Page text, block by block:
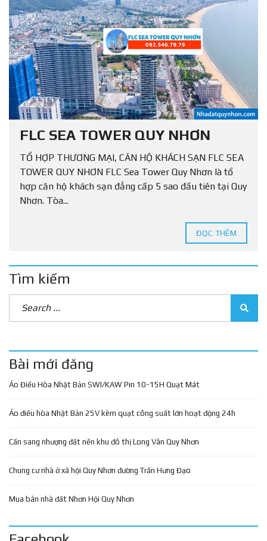
FLC SEA TOWER QUY NHƠN
TỔ HỢP THƯƠNG MẠI, CĂN HỘ KHÁCH SẠN FLC SEA
TOWER QUY NHƠN FLC Sea Tower Quy Nhơn là tổ
hợp căn hộ khách sạn đẳng cấp 5 sao đầu tiên tại Quy
Nhơn. Tòa...
ĐỌC THÊM
Tìm kiếm
Bài mới đăng
Áo Điều Hòa Nhật Bản SWI/KAW Pin 10-15H Quạt Mát
Áo điều hòa Nhật Bản 25V kèm quạt công suất lớn hoạt động 24h
Cần sang nhượng đất nền khu đô thị Long Vân Quy Nhơn
Chung cư nhà ở xã hội Quy Nhơn đường Trần Hưng Đạo
Mua bán nhà đất Nhơn Hội Quy Nhơn